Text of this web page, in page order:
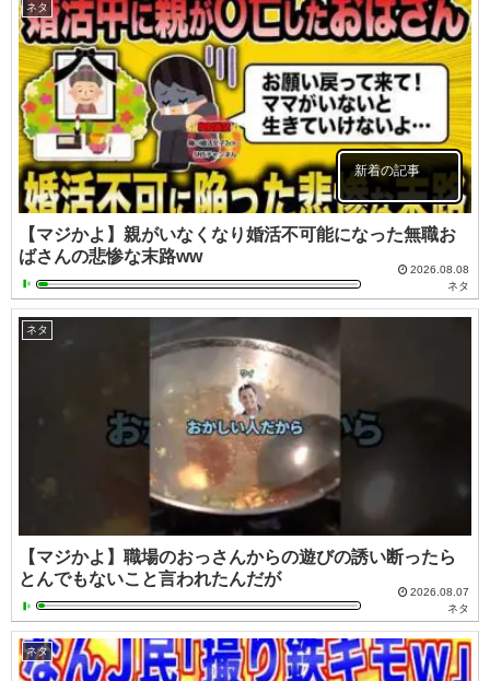
ネタ
新着の記事
【マジかよ】親がいなくなり婚活不可能になった無職お
ばさんの悲惨な末路ww
2026.08.08
ネタ
ネタ
【マジかよ】職場のおっさんからの遊びの誘い断ったら
とんでもないこと言われたんだが
2026.08.07
ネタ
ネタ